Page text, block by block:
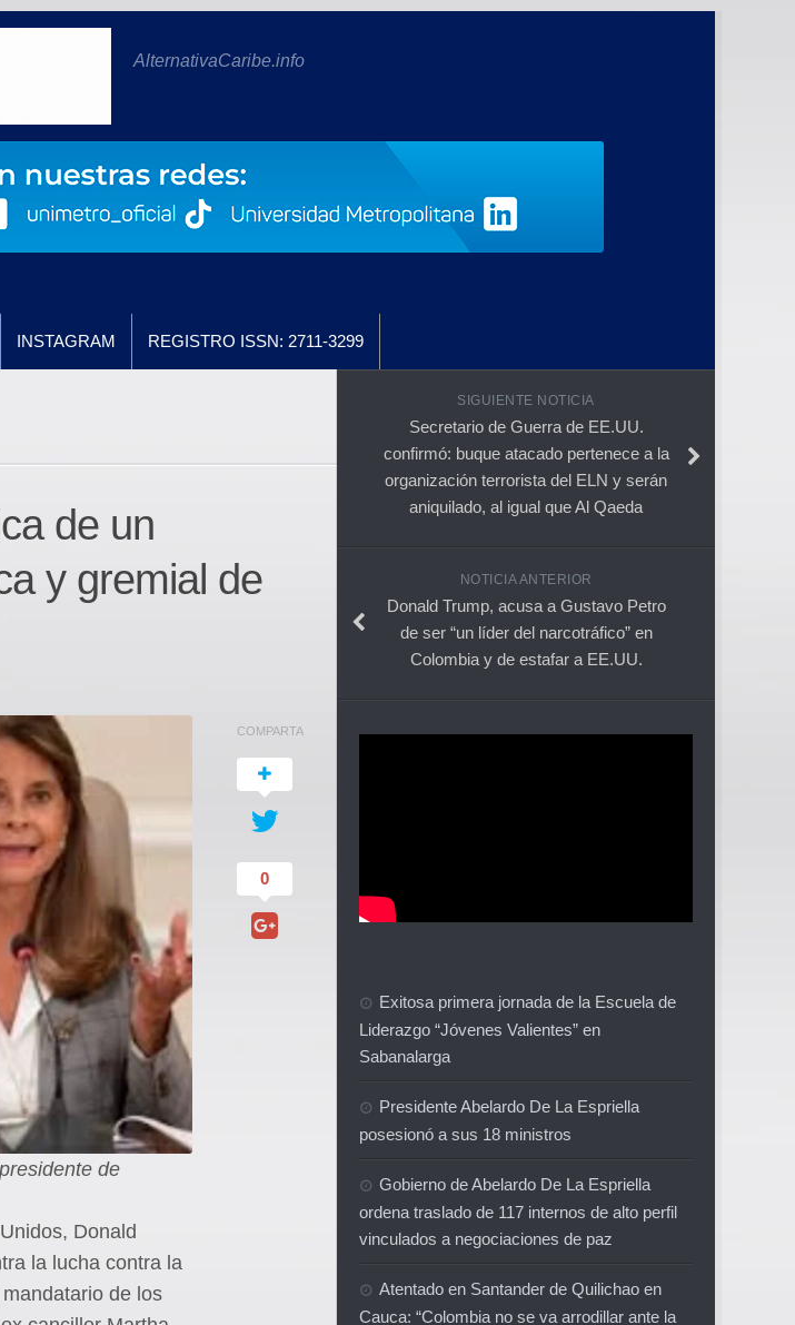
AlternativaCaribe.info
INSTAGRAM REGISTRO ISSN: 2711-3299
de un
y gremial de
de
Donald
la lucha contra la
de los
COMPARTA
0
SIGUIENTE NOTICIA
Secretario de Guerra de EE.UU.
confirmó: buque atacado pertenece a la
organización terrorista del ELN y serán
aniquilado, al igual que Al Qaeda
NOTICIA ANTERIOR
Donald Trump, acusa a Gustavo Petro
de ser “un líder del narcotráfico” en
Colombia y de estafar a EE.UU.
Exitosa primera jornada de la Escuela de
Liderazgo “Jóvenes Valientes” en
Sabanalarga
Presidente Abelardo De La Espriella
posesionó a sus 18 ministros
Gobierno de Abelardo De La Espriella
ordena traslado de 117 internos de alto perfil
vinculados a negociaciones de paz
Atentado en Santander de Quilichao en
Cauca: “Colombia no se va arrodillar ante la